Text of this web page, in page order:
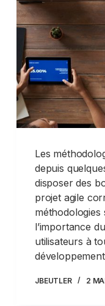
Les
depuis
disposer des
projet agile
méthodologies
l’importance
utilisateurs à
JBEUTLER 2